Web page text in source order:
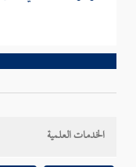
الخدمات العلمية